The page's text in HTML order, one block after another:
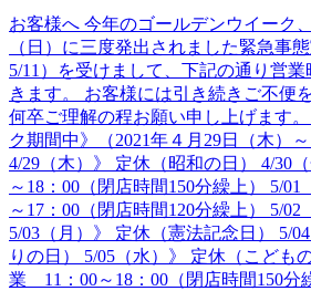
お客様へ 今年のゴールデンウイーク
（日）に三度発出されました緊急事
5/11）を受けまして、下記の通り営
きます。 お客様には引き続きご不便
何卒ご理解の程お願い申し上げます
ク期間中》（2021年４月29日（木）
4/29（木）》 定休（昭和の日） 4/30
～18：00（閉店時間150分繰上） 5/
～17：00（閉店時間120分繰上） 5/02
5/03（月）》 定休（憲法記念日） 5/
りの日） 5/05（水）》 定休（こども
業 11：00～18：00（閉店時間150分